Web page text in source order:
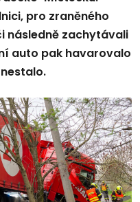
pro zraněného
následně zachytávali
auto pak havarovalo